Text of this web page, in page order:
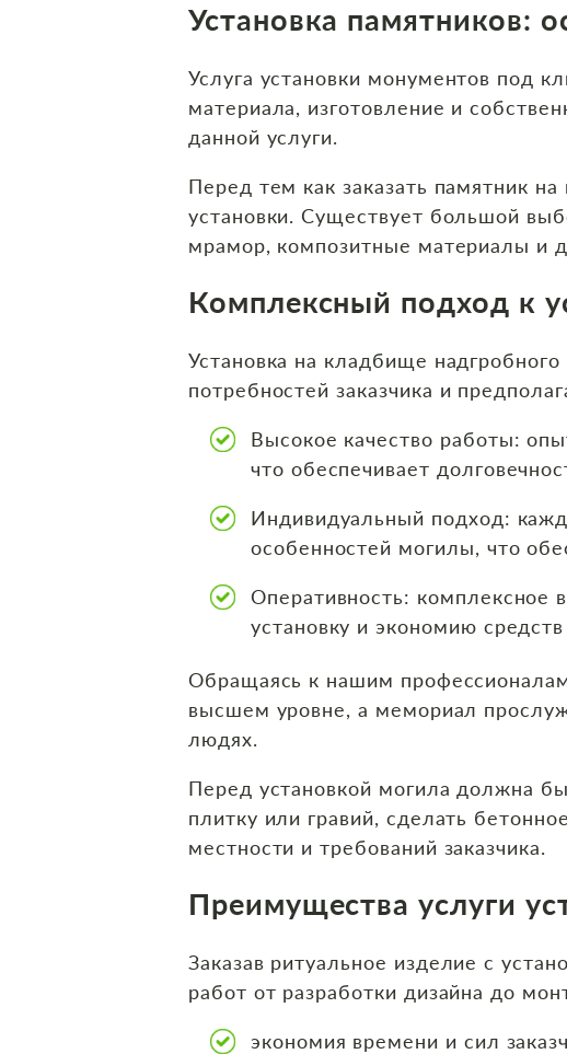
Установка памятников:
Услуга установки монументов под
материала, изготовление и
данной услуги.
Перед тем как заказать памятник
установки. Существует большой
мрамор, композитные материалы и
Комплексный подход к
Установка на кладбище
потребностей заказчика и
Высокое качество работы:
что обеспечивает
Индивидуальный подход:
особенностей могилы, что
Оперативность: комплексное
установку и экономию средств
Обращаясь к нашим
высшем уровне, а мемориал
людях.
Перед установкой могила должна
плитку или гравий, сделать
местности и требований заказчика.
Преимущества услуги
Заказав ритуальное изделие с
работ от разработки дизайна до
экономия времени и сил